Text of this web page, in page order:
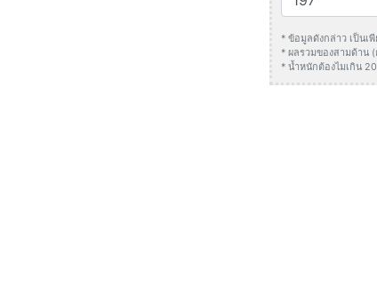
* ข้อมูลดังกล่าว เป็นเ
* ผลรวมของสามด้าน (
* น้ำหนักต้องไมเกิน